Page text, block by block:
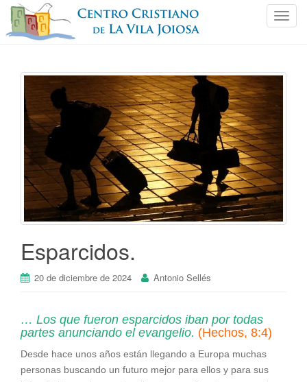
C
e
g
a
c
Esparcidos.
20 de diciembre de 2024 Antonio Sellés
… Los que fueron esparcidos iban por todas
partes anunciando el evangelio. (Hechos, 8:4)
Desde hace unos años están llegando a Europa muchas
personas buscando un futuro mejor para ellos y para sus